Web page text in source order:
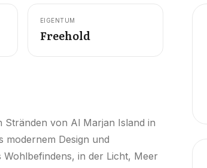
EIGENTUM
Freehold
Stränden von Al Marjan Island in
modernem Design und
in der Licht, Meer